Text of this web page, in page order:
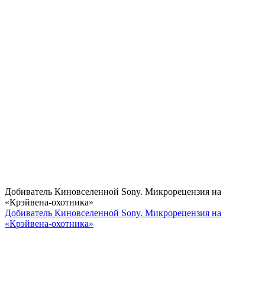
Добиватель Киновселенной Sony. Микрорецензия на
«Крэйвена-охотника»
Добиватель Киновселенной Sony. Микрорецензия на
«Крэйвена-охотника»